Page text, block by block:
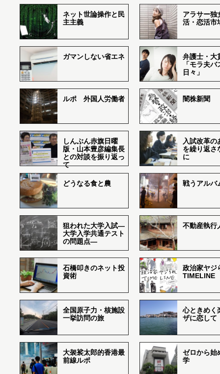
ネット世論操作と民
主主義
アラサー独
活・恋活市
ガマンしない省エネ
弁護士・大
「モラ夫
日々」
ルポ 外国人労働者 闇株新聞
しんぶん赤旗日曜
版・山本豊彦編集長
との対談を振り返っ
て
入試改革の
を繰り返さ
に
どうなる食と農 戦うアルバ
狙われた大学入試―
大学入学共通テスト
の問題点―
不動産執行
石橋叩きのネット投
資術
政治家ヤジ
TIMELINE
全国原子力・核施設
一挙訪問の旅
心ときめく
ザに恋して
大袈裟太郎的香港最
前線ルポ
ゼロから始
学